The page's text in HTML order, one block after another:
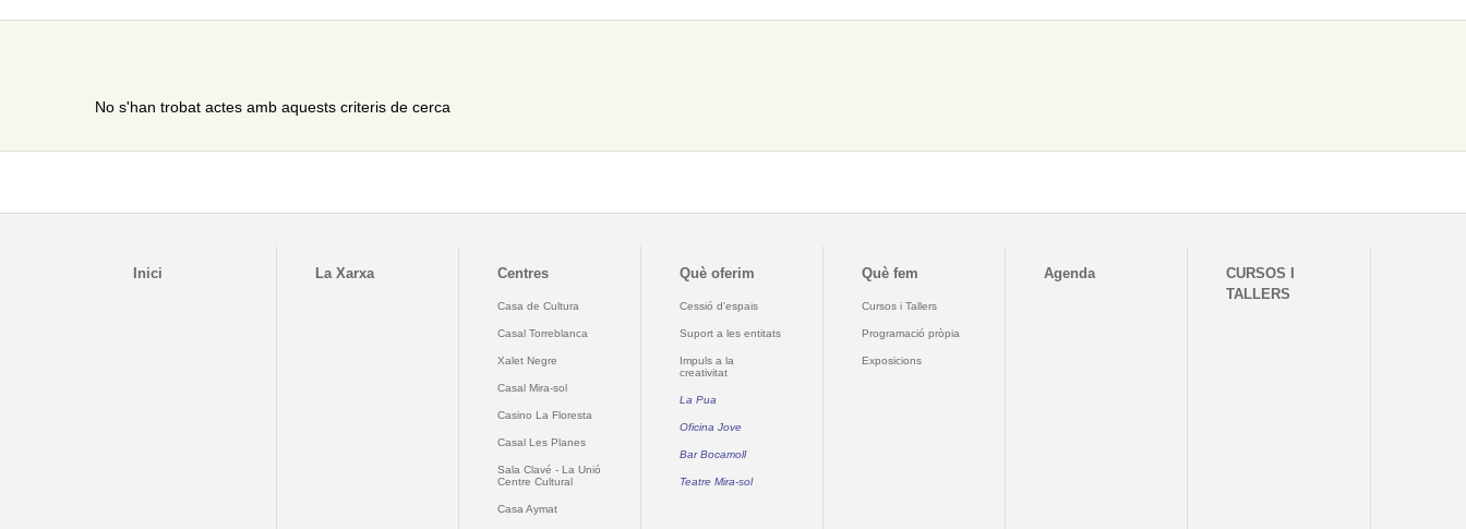
No s'han trobat actes amb aquests criteris de cerca
Inici La Xarxa Centres
Casa de Cultura
Casal Torreblanca
Xalet Negre
Casal Mira-sol
Casino La Floresta
Casal Les Planes
Sala Clavé - La Unió
Centre Cultural
Casa Aymat
Què oferim
Cessió d'espais
Suport a les entitats
Impuls a la
creativitat
La Pua
Oficina Jove
Bar Bocamoll
Teatre Mira-sol
Què fem
Cursos i Tallers
Programació pròpia
Exposicions
Agenda
CURSOS I
TALLERS